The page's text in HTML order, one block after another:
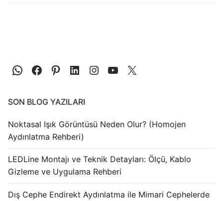
Sabit Gerilim Çubuk LED
Sabit Akım Çubuk LED
Alüminyum LED Profilleri
Plastik LED Profilleri
SON BLOG YAZILARI
Noktasal Işık Görüntüsü Neden Olur? (Homojen
Aydınlatma Rehberi)
LEDLine Montajı ve Teknik Detayları: Ölçü, Kablo
Gizleme ve Uygulama Rehberi
Dış Cephe Endirekt Aydınlatma ile Mimari Cephelerde